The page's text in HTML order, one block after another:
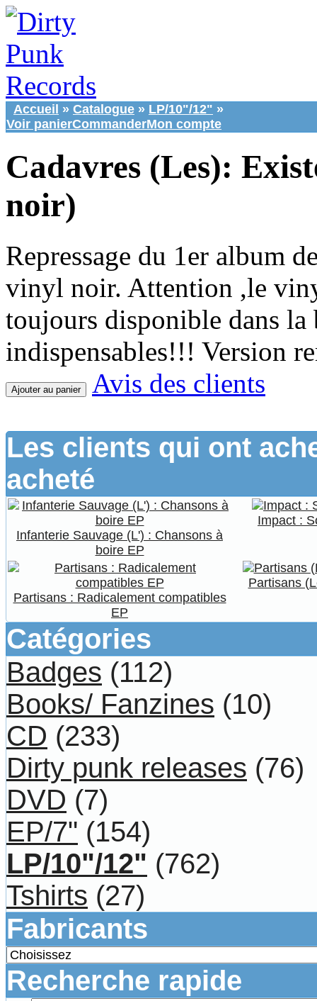
Accueil » Catalogue » LP/10"/12" »
Voir panierCommanderMon compte
Cadavres (Les):
noir)
Repressage du 1er album
vinyl noir. Attention ,le
toujours disponible dans
indispensables!!! Version
Ajouter au panier Avis des clients
Les clients qui ont
acheté
Infanterie Sauvage (L') : Chansons à
boire EP
Impact :
Partisans : Radicalement compatibles
EP
Partisans
Catégories
Badges (112)
Books/ Fanzines (10)
CD (233)
Dirty punk releases (76)
DVD (7)
EP/7" (154)
LP/10"/12" (762)
Tshirts (27)
Fabricants
Recherche rapide